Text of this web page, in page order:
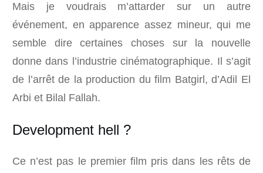
Mais je voudrais m’attarder sur un autre
événement, en apparence assez mineur, qui me
semble dire certaines choses sur la nouvelle
donne dans l’industrie cinématographique. Il s’agit
de l’arrêt de la production du film Batgirl, d’Adil El
Arbi et Bilal Fallah.
Development hell ?
Ce n’est pas le premier film pris dans les rêts de